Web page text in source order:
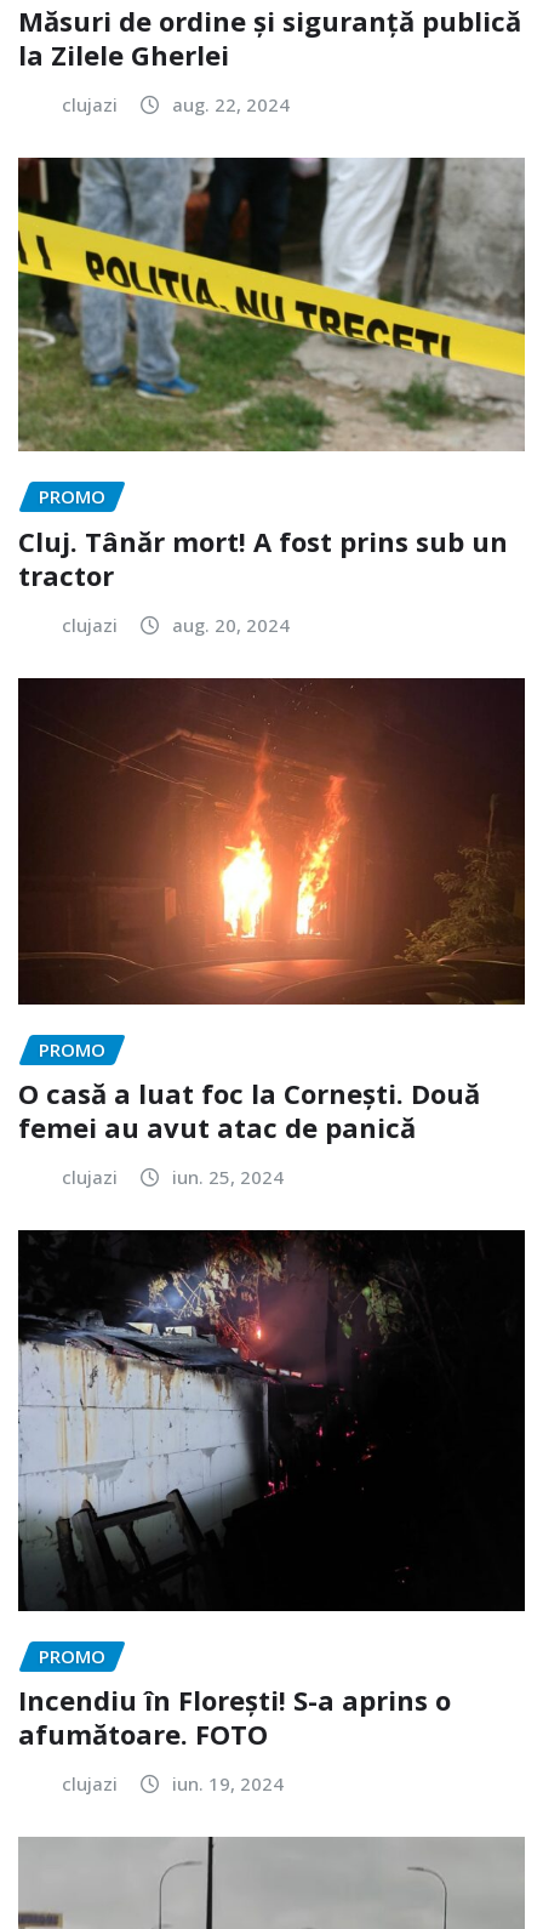
Măsuri de ordine și siguranță publică
la Zilele Gherlei
clujazi aug. 22, 2024
PROMO
Cluj. Tânăr mort! A fost prins sub un
tractor
clujazi aug. 20, 2024
PROMO
O casă a luat foc la Cornești. Două
femei au avut atac de panică
clujazi iun. 25, 2024
PROMO
Incendiu în Florești! S-a aprins o
afumătoare. FOTO
clujazi iun. 19, 2024